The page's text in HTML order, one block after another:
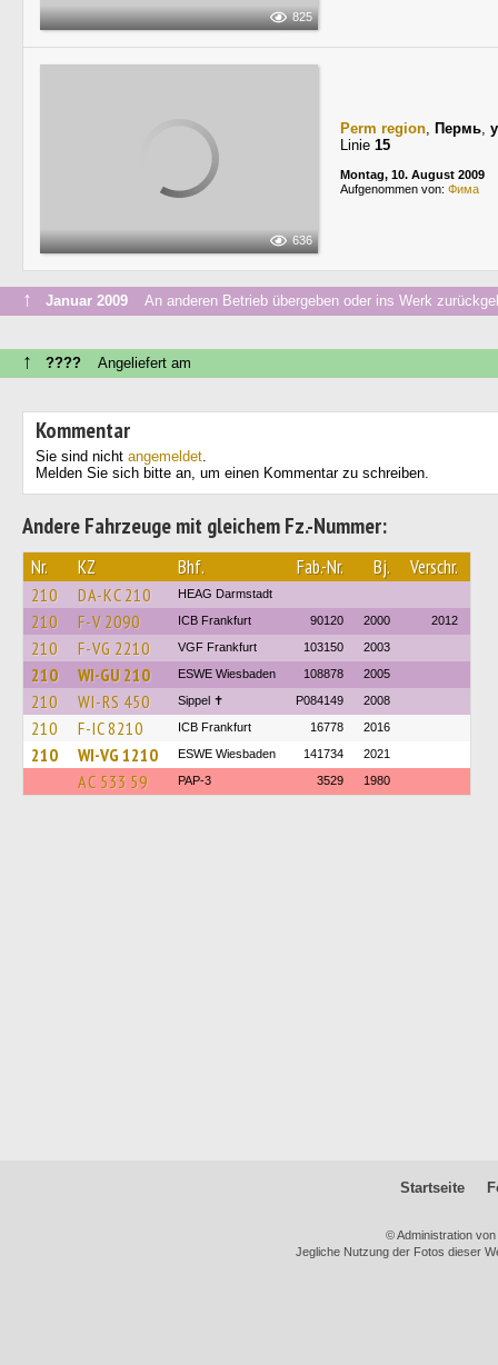
825
636
Perm region, Пермь,
Linie 15
Montag, 10. August 2009
Aufgenommen von: Фима
↑ Januar 2009 An anderen Betrieb übergeben oder ins Werk
↑ ???? Angeliefert am
Kommentar
Sie sind nicht angemeldet.
Melden Sie sich bitte an, um einen Kommentar zu schreiben.
Andere Fahrzeuge mit gleichem Fz.-Nummer:
Nr. KZ Bhf. Fab.-Nr. Bj. Verschr.
210 DA-KC 210 HEAG Darmstadt
210 F-V 2090 ICB Frankfurt 90120 2000 2012
210 F-VG 2210 VGF Frankfurt 103150 2003
210 WI-GU 210 ESWE Wiesbaden 108878 2005
210 WI-RS 450 Sippel ✝︎ P084149 2008
210 F-IC 8210 ICB Frankfurt 16778 2016
210 WI-VG 1210 ESWE Wiesbaden 141734 2021
АС 533 59 PAP-3 3529 1980
Startseite
© Administration
Jegliche Nutzung der Fotos dieser